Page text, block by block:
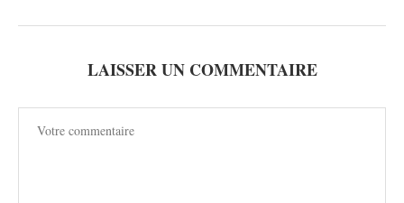
LAISSER UN COMMENTAIRE